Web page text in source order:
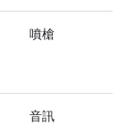
噴槍
音訊